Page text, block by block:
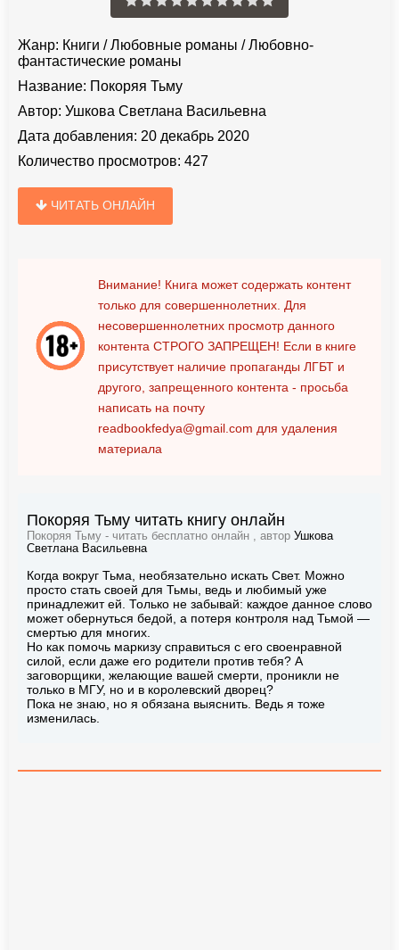
Жанр: Книги /Любовные романы /Любовно-
фантастические романы
Название: Покоряя Тьму
Автор: Ушкова Светлана Васильевна
Дата добавления: 20 декабрь 2020
Количество просмотров: 427
ЧИТАТЬ ОНЛАЙН
Внимание! Книга может содержать контент
только для совершеннолетних. Для
несовершеннолетних просмотр данного
контента СТРОГО ЗАПРЕЩЕН! Если в книге
присутствует наличие пропаганды ЛГБТ и
другого, запрещенного контента - просьба
написать на почту
readbookfedya@gmail.com для удаления
материала
Покоряя Тьму читать книгу онлайн
Покоряя Тьму - читать бесплатно онлайн , автор Ушкова
Светлана Васильевна
Когда вокруг Тьма, необязательно искать Свет. Можно
просто стать своей для Тьмы, ведь и любимый уже
принадлежит ей. Только не забывай: каждое данное слово
может обернуться бедой, а потеря контроля над Тьмой —
смертью для многих.
Но как помочь маркизу справиться с его своенравной
силой, если даже его родители против тебя? А
заговорщики, желающие вашей смерти, проникли не
только в МГУ, но и в королевский дворец?
Пока не знаю, но я обязана выяснить. Ведь я тоже
изменилась.